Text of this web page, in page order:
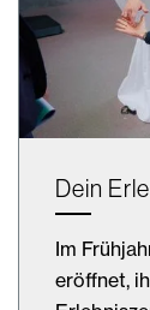
Dein
Im
eröffnet,